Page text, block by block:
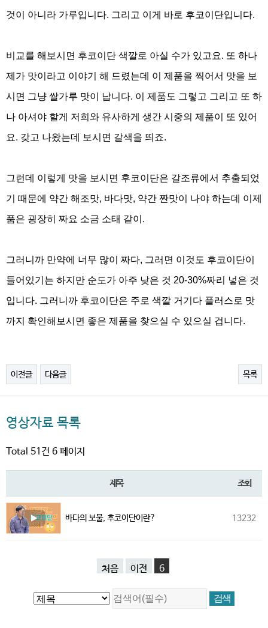
것이 아니라 가루입니다. 그리고 이게 바로 후코이단입니다.
비교를 해보시면 후코이단 색깔로 아실 수가 있고요. 또 하나
제가 맛이라고 이야기 해 드렸는데 이 제품을 찍어서 맛을 보
시면 그냥 쌀가루 맛이 납니다. 이 제품도 그렇고 그리고 또 하
나 아셔야 할게 저희와 유사하게 생간 시중의 제품이 또 있어
요. 갖고 나왔는데 보시면 갈색을 띄죠.
그런데 이렇게 맛을 보시면 후코이단은 갈조류에서 추출되었
기 때문에 약간 해조맛, 바다맛, 약간 짠맛이 나야 하는데 이제
품은 굉장히 짜요 소금 소태 같이 .
그러니까 만약에 너무 많이 짜다, 그러면 이것도 후코이단이
들어있기는 하지만 순도가 아주 낮은 것 20-30%짜리 넣은 것
입니다. 그러니까 후코이단은 주로 색깔 거기다 플러스로 맛
까지 확인해보시면 좋은 제품을 찾으실 수 있으실 겁니다.
이전글 다음글 목록
영상자료 목록
Total 51건 6 페이지
제목 조회
바다의 보물, 후코이단이란? 13232
처음 이전 6